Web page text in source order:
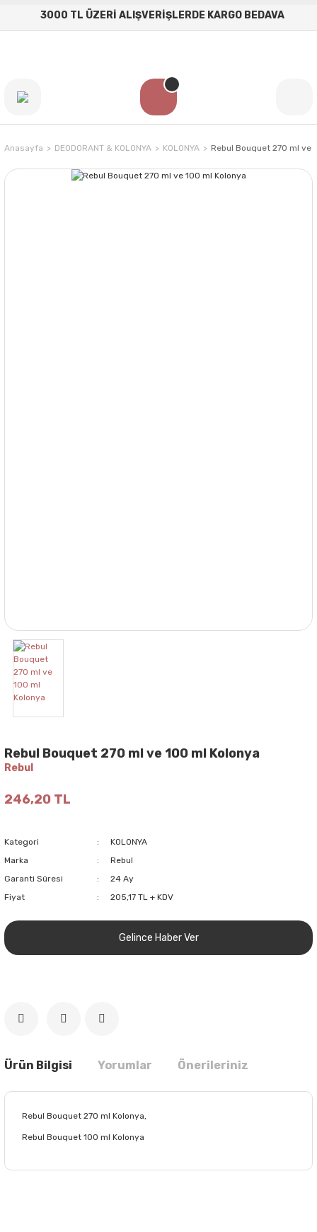
3000 TL ÜZERİ ALIŞVERİŞLERDE KARGO BEDAVA
Anasayfa DEODORANT & KOLONYA KOLONYA Rebul Bouquet 270 ml ve
Rebul Bouquet 270 ml ve 100 ml Kolonya
Rebul
246,20 TL
Kategori
KOLONYA
Marka
Rebul
Garanti Süresi
24 Ay
Fiyat
205,17 TL + KDV
Gelince Haber Ver
Ürün Bilgisi Yorumlar Önerileriniz
Rebul Bouquet 270 ml Kolonya,
Rebul Bouquet 100 ml Kolonya